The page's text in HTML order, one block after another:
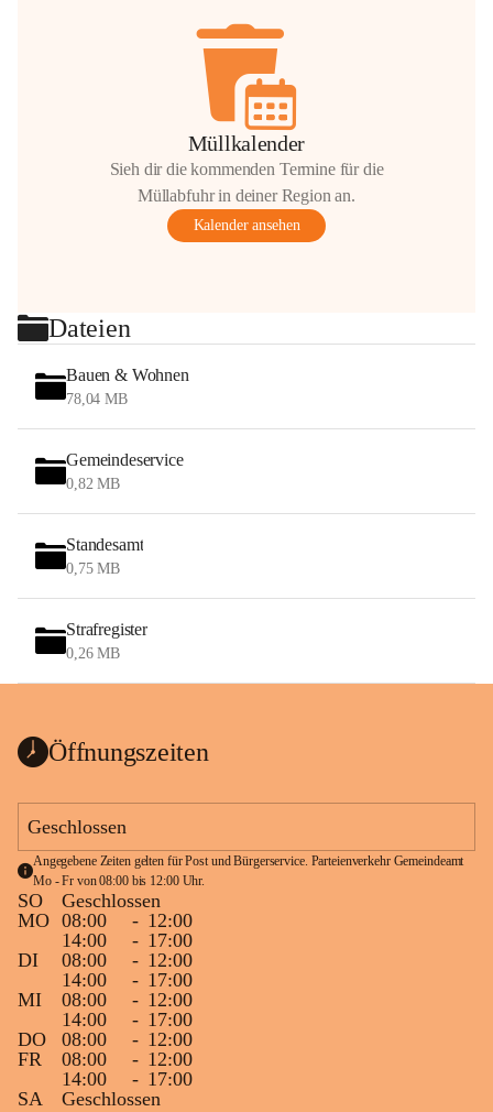
Müllkalender
Sieh dir die kommenden Termine für die
Müllabfuhr in deiner Region an.
Kalender ansehen
Dateien
Bauen & Wohnen
78,04 MB
Gemeindeservice
0,82 MB
Standesamt
0,75 MB
Strafregister
0,26 MB
Öffnungszeiten
Geschlossen
Angegebene Zeiten gelten für Post und Bürgerservice. Parteienverkehr Gemeindeamt
Mo - Fr von 08:00 bis 12:00 Uhr.
SO
Geschlossen
MO 08:00 - 12:00
14:00
- 17:00
DI
08:00 - 12:00
14:00
- 17:00
MI
08:00 - 12:00
14:00
- 17:00
DO
08:00 - 12:00
FR
08:00 - 12:00
14:00
- 17:00
SA
Geschlossen